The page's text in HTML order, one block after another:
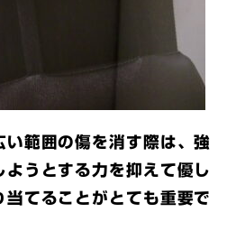
い範囲の傷を消す際は、強
ようとする力を抑えて優し
当てることがとても重要で